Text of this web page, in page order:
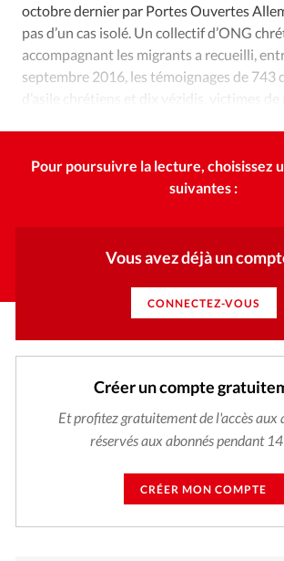
Opinions
Publireportage
Société
Tour du monde des Eglises
Vécu
Vie Intérieure
octobre dernier par Portes Ouvertes
pas d’un cas isolé. Un collectif d’ONG
accompagnant les migrants a recueilli,
septembre 2016, les témoignages de 743
d’asile chrétiens et dix yézidis, victimes de
Pour poursuivre la lecture, choisissez
suivantes :
Vous avez déjà un
CONNECTEZ-VOUS
Créer un compte
Et profitez gratuitement de l'accès aux
réservés aux abonnés pendant
CRÉER MON COMPTE